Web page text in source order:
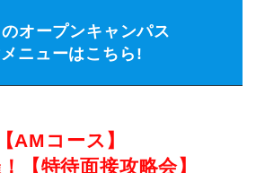
オープンキャンパス
ニューはこちら!
【AMコース】
【特待面接攻略会】